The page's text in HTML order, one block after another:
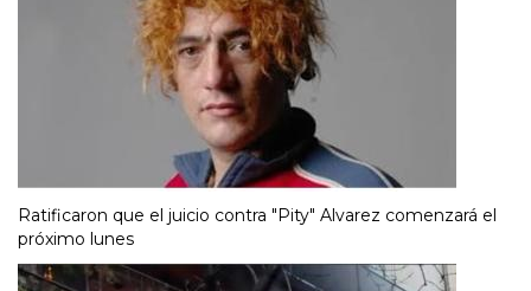
Ratificaron que el juicio contra "Pity" Alvarez comenzará el
próximo lunes